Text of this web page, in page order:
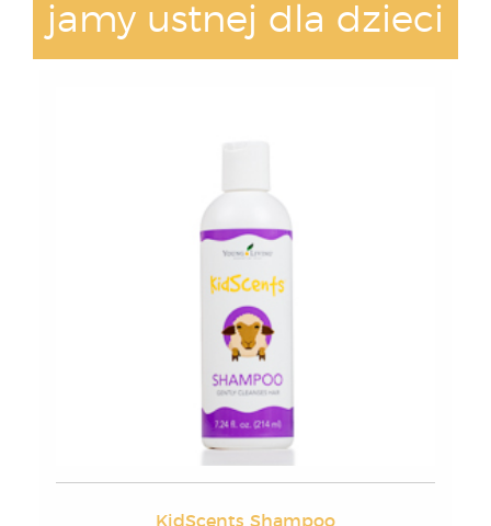
jamy ustnej dla dzieci
KidScents Shampoo